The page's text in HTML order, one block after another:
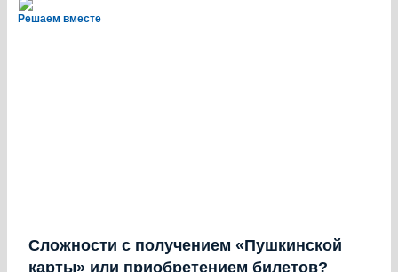
Решаем вместе
Сложности с получением «Пушкинской
карты» или приобретением билетов?